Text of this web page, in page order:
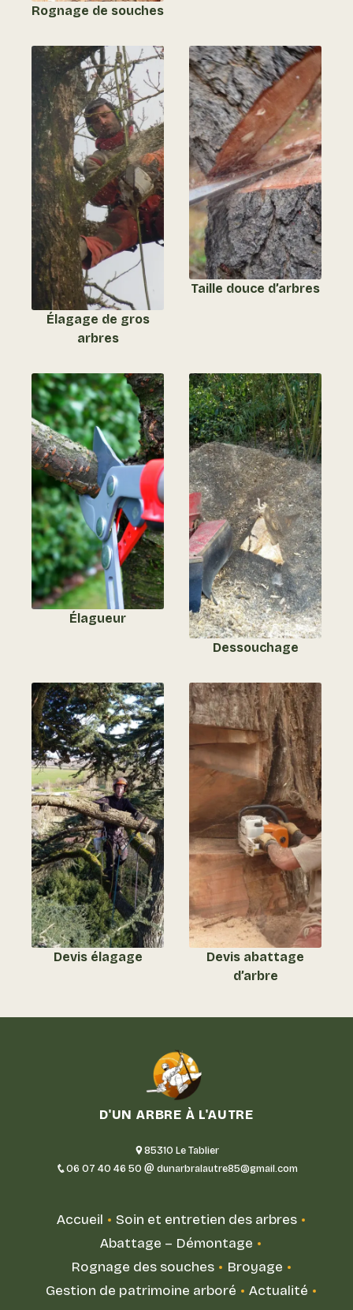
Rognage de souches
Élagage de gros
arbres
Taille douce d’arbres
Élagueur
Dessouchage
Devis élagage
Devis abattage
d’arbre
D'UN ARBRE À L'AUTRE
85310 Le Tablier
06 07 40 46 50
dunarbralautre85@gmail.com
Accueil
Soin et entretien des arbres
Abattage – Démontage
Rognage des souches
Broyage
Gestion de patrimoine arboré
Actualité